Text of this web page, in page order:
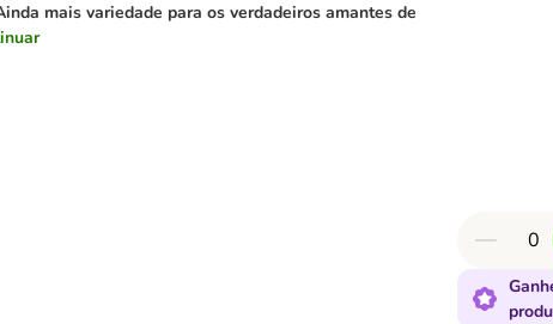
mais variedade para os verdadeiros amantes de